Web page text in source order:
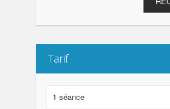
Tarif
1 séance